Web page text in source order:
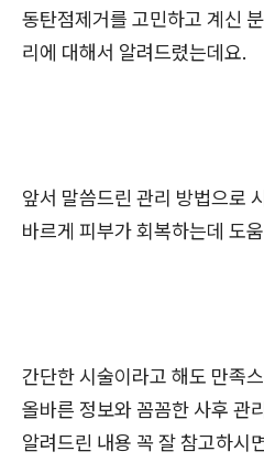
동탄점제거를 고민하고 계신
리에 대해서 알려드렸는데요.
앞서 말씀드린 관리 방법으로
바르게 피부가 회복하는데 도
간단한 시술이라고 해도 만족
올바른 정보와 꼼꼼한 사후 관
알려드린 내용 꼭 잘 참고하시